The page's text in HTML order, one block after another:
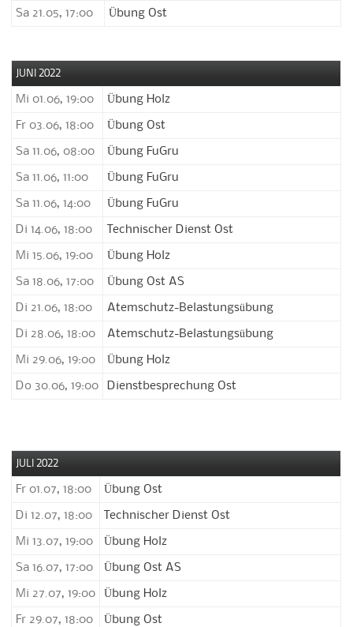
Sa 21.05, 17:00 Übung Ost
JUNI 2022
Mi 01.06, 19:00 Übung Holz
Fr 03.06, 18:00 Übung Ost
Sa 11.06, 08:00 Übung FuGru
Sa 11.06, 11:00 Übung FuGru
Sa 11.06, 14:00 Übung FuGru
Di 14.06, 18:00 Technischer Dienst Ost
Mi 15.06, 19:00 Übung Holz
Sa 18.06, 17:00 Übung Ost AS
Di 21.06, 18:00 Atemschutz-Belastungsübung
Di 28.06, 18:00 Atemschutz-Belastungsübung
Mi 29.06, 19:00 Übung Holz
Do 30.06, 19:00 Dienstbesprechung Ost
JULI 2022
Fr 01.07, 18:00 Übung Ost
Di 12.07, 18:00 Technischer Dienst Ost
Mi 13.07, 19:00 Übung Holz
Sa 16.07, 17:00 Übung Ost AS
Mi 27.07, 19:00 Übung Holz
Fr 29.07, 18:00 Übung Ost